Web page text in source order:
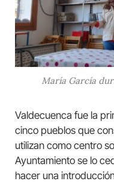
María García
Valdecuenca fue la
cinco pueblos que
utilizan como centro
Ayuntamiento se lo
hacer una